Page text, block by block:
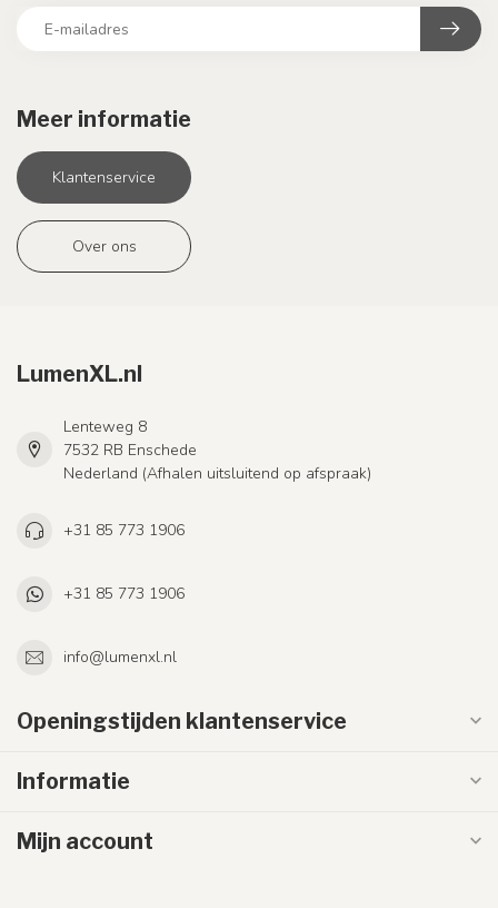
Meer informatie
Klantenservice
Over ons
LumenXL.nl
Lenteweg 8
7532 RB Enschede
Nederland (Afhalen uitsluitend op afspraak)
+31 85 773 1906
+31 85 773 1906
info@lumenxl.nl
Openingstijden klantenservice
Informatie
Mijn account